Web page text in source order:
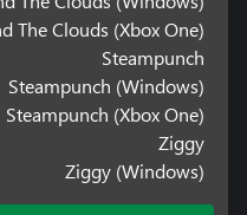
The Clouds (Xbox One)
Steampunch
Steampunch (Windows)
Steampunch (Xbox One)
Ziggy
Ziggy (Windows)